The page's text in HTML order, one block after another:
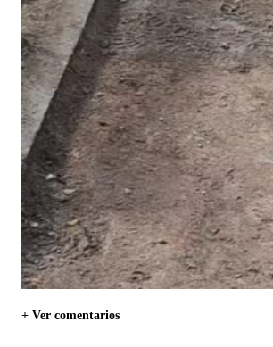
+ Ver comentarios